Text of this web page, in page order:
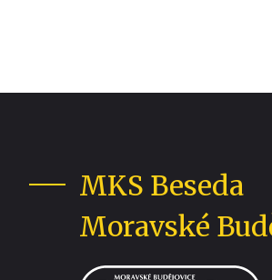
MKS Beseda
Moravské